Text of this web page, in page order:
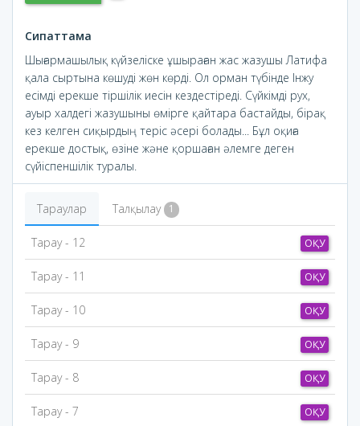
Сипаттама
Шығармашылық күйзеліске ұшыраған жас жазушы Латифа
қала сыртына көшуді жөн көрді. Ол орман түбінде Інжу
есімді ерекше тіршілік иесін кездестіреді. Сүйкімді рух,
ауыр халдегі жазушыны өмірге қайтара бастайды, бірақ
кез келген сиқырдың теріс әсері болады... Бұл оқиға
ерекше достық, өзіне және қоршаған әлемге деген
сүйіспеншілік туралы.
Тараулар Талқылау 1
Тарау - 12 ОҚУ
Тарау - 11 ОҚУ
Тарау - 10 ОҚУ
Тарау - 9 ОҚУ
Тарау - 8 ОҚУ
Тарау - 7 ОҚУ